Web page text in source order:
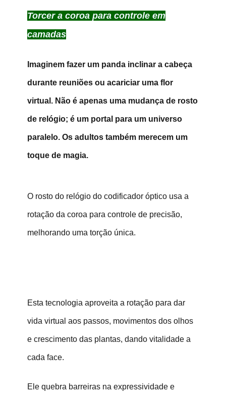
Torcer a coroa para controle em
camadas
Imaginem fazer um panda inclinar a cabeça
durante reuniões ou acariciar uma flor
virtual. Não é apenas uma mudança de rosto
de relógio; é um portal para um universo
paralelo. Os adultos também merecem um
toque de magia.
O rosto do relógio do codificador óptico usa a
rotação da coroa para controle de precisão,
melhorando uma torção única.
Esta tecnologia aproveita a rotação para dar
vida virtual aos passos, movimentos dos olhos
e crescimento das plantas, dando vitalidade a
cada face.
Ele quebra barreiras na expressividade e